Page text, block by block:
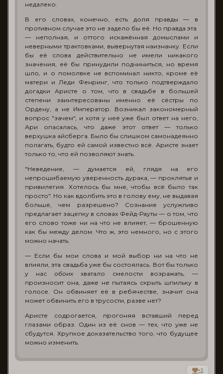
недалеко.
В его словах, конечно, есть доля правды — в
противном случае это не задело бы её. Но правда эта
— неполная, и оттого искажённая домыслами и
неверными трактовками, вывернутая наизнанку. Если
бы её слова действительно не имели никакого
значения, её бы принудили подчиниться, но время
шло, и о помолвке не вспоминал никто, кроме её
матери и Леди Фенринг, что только подтверждало
догадки Аристе о том, что в свадьбе в большей
степени заинтересованы именно её сёстры по
Ордену, а не Император. Возникал закономерный
вопрос "зачем", и хотя у неё уже был ответ на него,
Ари опасалась, что даже этот ответ — только
верхушка айсберга. Было бы слишком самонадеянно
полагать, будто ей самой известно всё. Аристе знает
только то, что ей позволяют знать.
"Неведение, — думается ей, глядя на его
непрошибаемую уверенность дурака, — проклятье и
привилегия. Хотелось бы мне, чтобы всё было так
просто". Но как вдолбить это в голову ему, не выдавая
больше, чем разрешено? Сознание услужливо
предлагает зацепку в словах Фейд-Рауты — о том, что
его слово тоже ни на что не влияет, — брошенную
как бы между делом. Что ж, это немного, но с этого
можно начать.
— Если бы мои слова и мой выбор ни на что не
влияли, эта свадьба уже бы состоялась. Вот бы только
у нас обоиххватало смелости возражать, —
произносит она, даже не пытаясь скрыть шпильку в
голосе. Он обвиняет её в ребячестве, значит она
может обвинить его в трусости, разве нет?
Аристе содрогается, прогоняя вставший перед
глазами образ. Один из её снов — тех, что уже не
сбудутся. Хрупкое доказательство того, что будущее
можно изменить.
+3